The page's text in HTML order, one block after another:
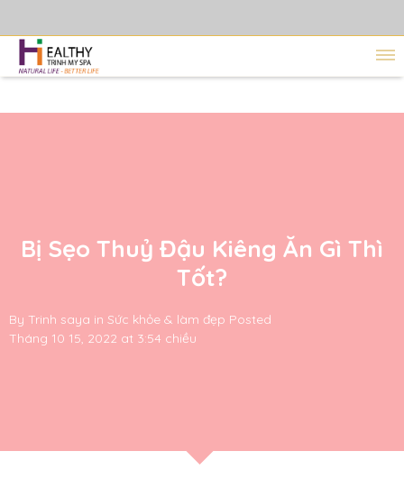
Bị Sẹo Thuỷ Đậu Kiêng Ăn Gì Thì
Tốt?
By Trinh saya in Sức khỏe & làm đẹp Posted
Tháng 10 15, 2022 at 3:54 chiều